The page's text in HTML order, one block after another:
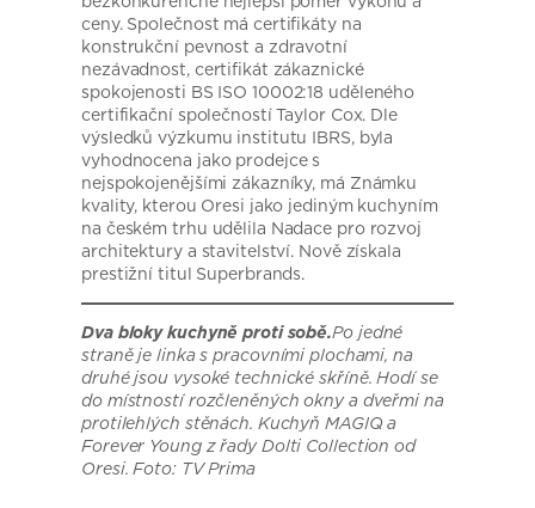
ceny. Společnost má certifikáty na
konstrukční pevnost a zdravotní
nezávadnost, certifikát zákaznické
spokojenosti BS ISO 10002:18 uděleného
certifikační společností Taylor Cox. Dle
výsledků výzkumu institutu IBRS, byla
vyhodnocena jako prodejce s
nejspokojenějšími zákazníky, má Známku
kvality, kterou Oresi jako jediným kuchyním
na českém trhu udělila Nadace pro rozvoj
architektury a stavitelství. Nově získala
prestižní titul Superbrands.
Dva bloky kuchyně proti sobě.Po jedné
straně je linka s pracovními plochami, na
druhé jsou vysoké technické skříně. Hodí se
do místností rozčleněných okny a dveřmi na
protilehlých stěnách. Kuchyň MAGIQ a
Forever Young z řady Dolti Collection od
Oresi. Foto: TV Prima